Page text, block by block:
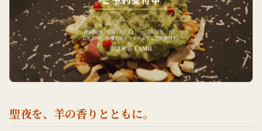
聖夜を、羊の香りとともに。